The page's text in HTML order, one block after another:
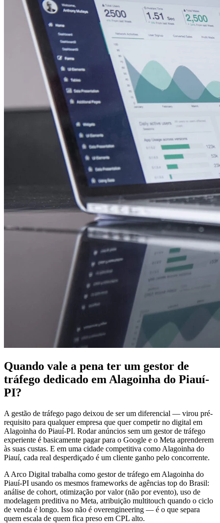
Quando vale a pena ter um gestor de
tráfego dedicado em Alagoinha do Piauí-
PI?
A gestão de tráfego pago deixou de ser um diferencial — virou pré-
requisito para qualquer empresa que quer competir no digital em
Alagoinha do Piauí-PI. Rodar anúncios sem um gestor de tráfego
experiente é basicamente pagar para o Google e o Meta aprenderem
às suas custas. E em uma cidade competitiva como Alagoinha do
Piauí, cada real desperdiçado é um cliente ganho pelo concorrente.
A Arco Digital trabalha como gestor de tráfego em Alagoinha do
Piauí-PI usando os mesmos frameworks de agências top do Brasil:
análise de cohort, otimização por valor (não por evento), uso de
modelagem preditiva no Meta, atribuição multitouch quando o ciclo
de venda é longo. Isso não é overengineering — é o que separa
quem escala de quem fica preso em CPL alto.